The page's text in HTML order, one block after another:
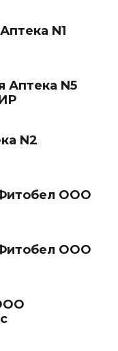
N1
Аптека N5
N2
ООО
ООО